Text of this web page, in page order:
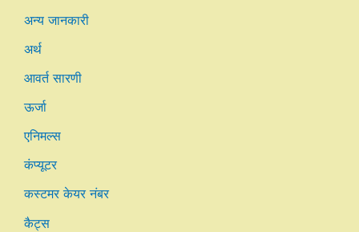
अन्य जानकारी
अर्थ
आवर्त सारणी
ऊर्जा
एनिमल्स
कंप्यूटर
कस्टमर केयर नंबर
कैट्स